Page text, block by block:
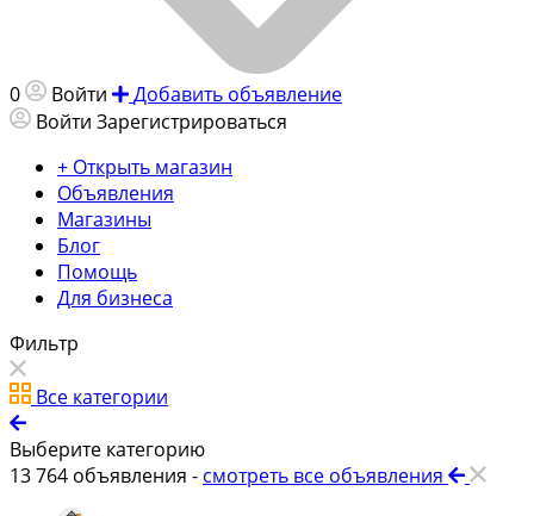
0 Войти
Добавить объявление
Войти Зарегистрироваться
+ Открыть магазин
Объявления
Магазины
Блог
Помощь
Для бизнеса
Фильтр
Все категории
Выберите категорию
13 764 объявления - смотреть все объявления